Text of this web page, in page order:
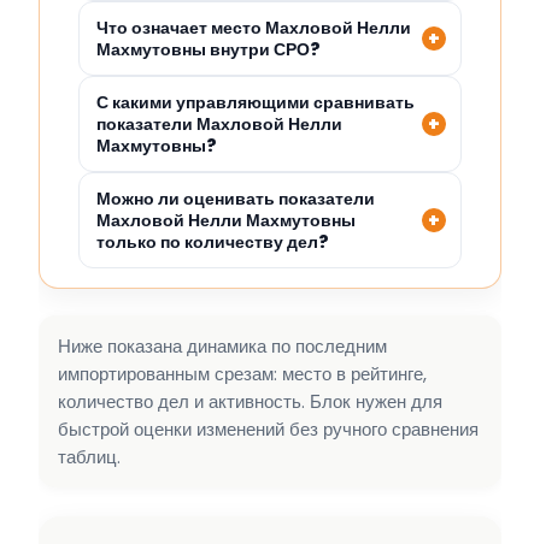
Что означает место Махловой Нелли
Махмутовны внутри СРО?
С какими управляющими сравнивать
показатели Махловой Нелли
Махмутовны?
Можно ли оценивать показатели
Махловой Нелли Махмутовны
только по количеству дел?
Ниже показана динамика по последним
импортированным срезам: место в рейтинге,
количество дел и активность. Блок нужен для
быстрой оценки изменений без ручного сравнения
таблиц.